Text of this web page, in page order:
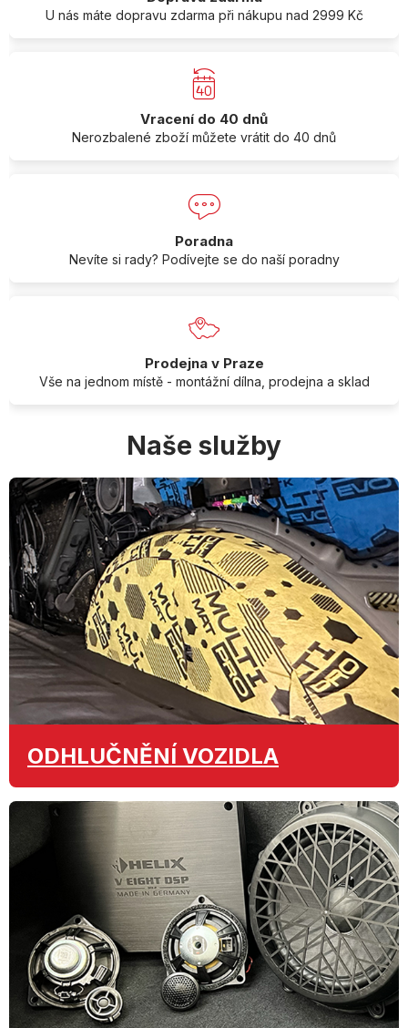
U nás máte dopravu zdarma při nákupu nad 2999 Kč
Vracení do 40 dnů
Nerozbalené zboží můžete vrátit do 40 dnů
Poradna
Nevíte si rady? Podívejte se do naší poradny
Prodejna v Praze
Vše na jednom místě - montážní dílna, prodejna a sklad
Naše služby
ODHLUČNĚNÍ VOZIDLA